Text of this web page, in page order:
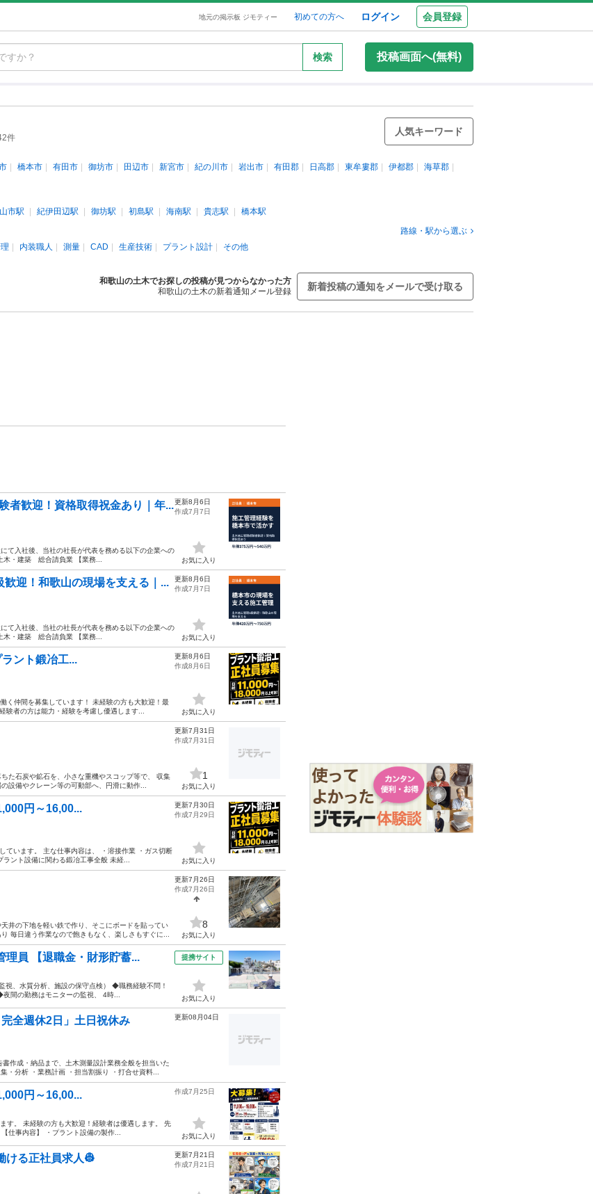
地元の掲示板 ジモティー 初めての方へ ログイン 会員登録
検索 投稿画面へ(無料)
件
人気キーワード
橋本市 有田市 御坊市 田辺市 新宮市 紀の川市 岩出市 有田郡 日高郡 東牟婁郡 伊都郡
海草郡
市駅 紀伊田辺駅 御坊駅 初島駅 海南駅 貴志駅
橋本駅
路線・駅から選ぶ
内装職人 測量 CAD 生産技術 プラント設計 その他
和歌山の土木でお探しの投稿が見つからなかった方
和歌山の土木の新着通知メール登録
新着投稿の通知をメールで受け取る
者歓迎！資格取得祝金あり｜年...
て入社後、当社の社長が代表を務める以下の企業への
木・建築 総合請負業 【業務...
更新8月6日
作成7月7日
お気に入り
歓迎！和歌山の現場を支える｜...
て入社後、当社の社長が代表を務める以下の企業への
木・建築 総合請負業 【業務...
更新8月6日
作成7月7日
お気に入り
ント鍛冶工...
く仲間を募集しています！ 未経験の方も大歓迎！最
者の方は能力・経験を考慮し優遇します...
更新8月6日
作成8月6日
お気に入り
た石炭や鉱石を、小さな重機やスコップ等で、 収集
設備やクレーン等の可動部へ、円滑に動作...
更新7月31日
作成7月31日
1
お気に入り
円～16,00...
ています。 主な仕事内容は、 ・溶接作業 ・ガス切断
ント設備に関わる鍛冶工事全般 未経...
更新7月30日
作成7月29日
お気に入り
井の下地を軽い鉄で作り、そこにボードを貼ってい
毎日違う作業なので飽きもなく、楽しさもすぐに...
更新7月26日
作成7月26日
8
お気に入り
理員 【退職金・財形貯蓄...
視、水質分析、施設の保守点検） ◆職務経験不問！
間の勤務はモニターの監視、 4時...
提携サイト
お気に入り
全週休2日」土日祝休み
作成・納品まで、土木測量設計業務全般を担当いた
・分析 ・業務計画 ・担当割振り ・打合せ資料...
更新08月04日
円～16,00...
す。 未経験の方も大歓迎！経験者は優遇します。 先
仕事内容】 ・プラント設備の製作...
作成7月25日
お気に入り
ける正社員求人👷
更新7月21日
作成7月21日